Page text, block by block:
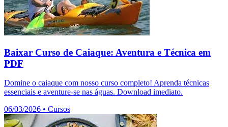
Baixar Curso de Caiaque: Aventura e Técnica em
PDF
Domine o caiaque com nosso curso completo! Aprenda técnicas
essenciais e aventure-se nas águas. Download imediato.
06/03/2026 • Cursos